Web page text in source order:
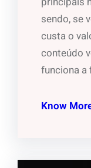
sendo, se
custa o
conteúdo
funciona a
Know